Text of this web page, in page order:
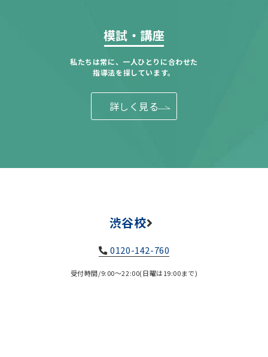
模試・講座
私たちは常に、一人ひとりに合わせた
指導法を探しています。
詳しく見る
渋谷校
0120-142-760
受付時間/9:00～22:00(日曜は19:00まで)